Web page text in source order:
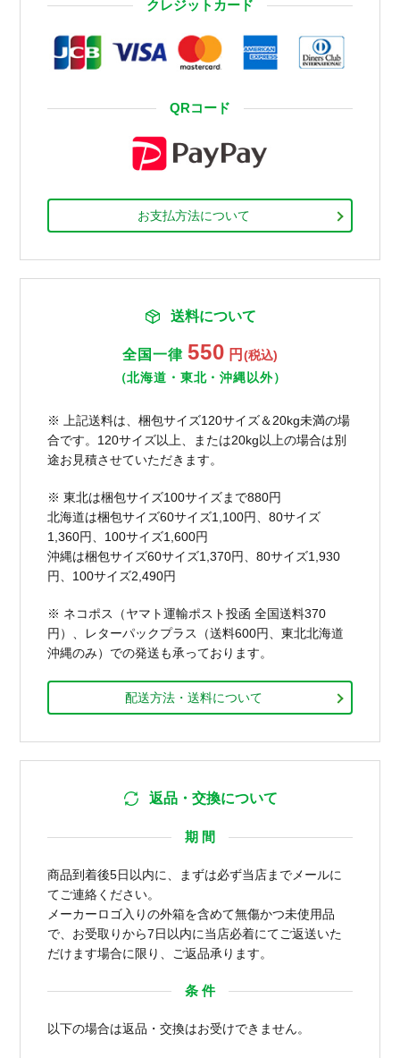
クレジットカード
QRコード
お支払方法について
送料について
全国一律 550 円 (税込)
（北海道・東北・沖縄以外）
※ 上記送料は、梱包サイズ120サイズ＆20kg未満の場
合です。120サイズ以上、または20kg以上の場合は別
途お見積させていただきます。
※ 東北は梱包サイズ100サイズまで880円
北海道は梱包サイズ60サイズ1,100円、80サイズ
1,360円、100サイズ1,600円
沖縄は梱包サイズ60サイズ1,370円、80サイズ1,930
円、100サイズ2,490円
※ ネコポス（ヤマト運輸ポスト投函 全国送料370
円）、レターパックプラス（送料600円、東北北海道
沖縄のみ）での発送も承っております。
配送方法・送料について
返品・交換について
期 間
商品到着後5日以内に、まずは必ず当店までメールに
てご連絡ください。
メーカーロゴ入りの外箱を含めて無傷かつ未使用品
で、お受取りから7日以内に当店必着にてご返送いた
だけます場合に限り、ご返品承ります。
条 件
以下の場合は返品・交換はお受けできません。